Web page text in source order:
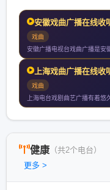
安徽戏曲广播在线收
戏曲
上海戏曲广播在线收
戏曲
健康 （共2个电台）
更多 >